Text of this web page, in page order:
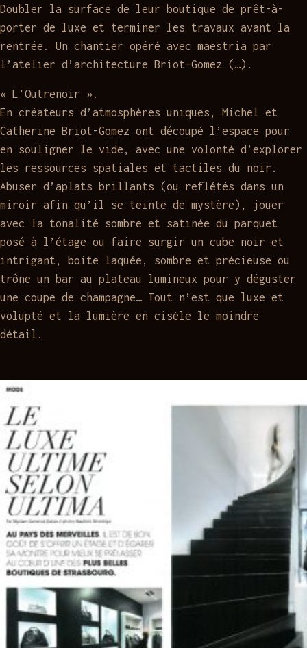
Doubler la surface de leur boutique de prêt-à-
porter de luxe et terminer les travaux avant la
rentrée. Un chantier opéré avec maestria par
l’atelier d’architecture Briot-Gomez (…).
« L’Outrenoir ».
En créateurs d’atmosphères uniques, Michel et
Catherine Briot-Gomez ont découpé l’espace pour
en souligner le vide, avec une volonté d’explorer
les ressources spatiales et tactiles du noir.
Abuser d’aplats brillants (ou reflétés dans un
miroir afin qu’il se teinte de mystère), jouer
avec la tonalité sombre et satinée du parquet
posé à l’étage ou faire surgir un cube noir et
intrigant, boite laquée, sombre et précieuse ou
trône un bar au plateau lumineux pour y déguster
une coupe de champagne… Tout n’est que luxe et
volupté et la lumière en cisèle le moindre
détail.